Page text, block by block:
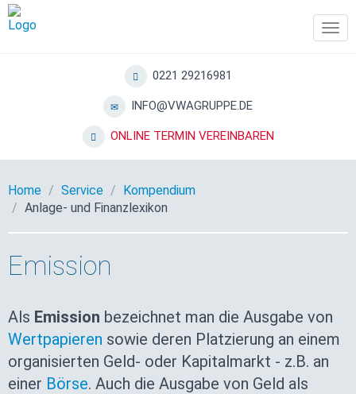
0221 29216981
INFO@VWAGRUPPE.DE
ONLINE TERMIN VEREINBAREN
Home Service
Kompendium
Anlage- und Finanzlexikon
Emission
Als Emission bezeichnet man die Ausgabe von
Wertpapieren sowie deren Platzierung an einem
organisierten Geld- oder Kapitalmarkt - z.B. an
einer Börse. Auch die Ausgabe von Geld als